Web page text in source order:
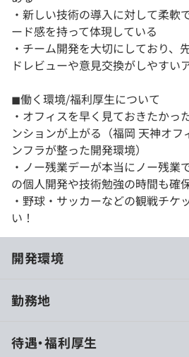
・新しい技術の導入に対して柔軟
ード感を持って体現している
・チーム開発を大切にしており、
ドレビューや意見交換がしやすい
◼働く環境/福利厚生について
・オフィスを早く見ておきたかっ
ンションが上がる（福岡 天神オフ
ンフラが整った開発環境）
・ノー残業デーが本当にノー残業
の個人開発や技術勉強の時間も確
・野球・サッカーなどの観戦チケ
い！
開発環境
程度）
勤務地
待遇・福利厚生